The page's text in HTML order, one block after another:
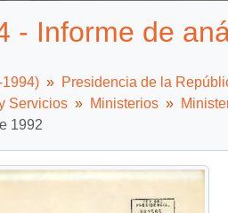
- Informe de
1994)
Presidencia de la
Servicios
Ministerios
1992